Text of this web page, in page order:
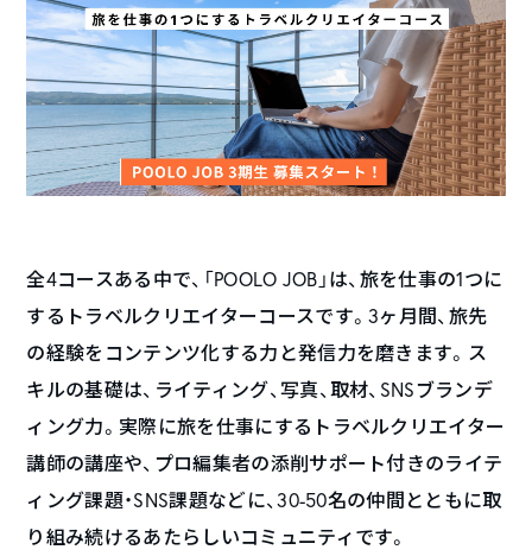
全4コースある中で、「POOLO JOB」は、旅を仕事の1つに
するトラベルクリエイターコースです。3ヶ月間、旅先
の経験をコンテンツ化する力と発信力を磨きます。ス
キルの基礎は、ライティング、写真、取材、SNSブランデ
ィング力。実際に旅を仕事にするトラベルクリエイター
講師の講座や、プロ編集者の添削サポート付きのライテ
ィング課題・SNS課題などに、30-50名の仲間とともに取
り組み続けるあたらしいコミュニティです。